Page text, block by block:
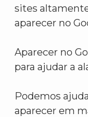
sites
aparecer no
Aparecer no
para ajudar a
Podemos
aparecer em